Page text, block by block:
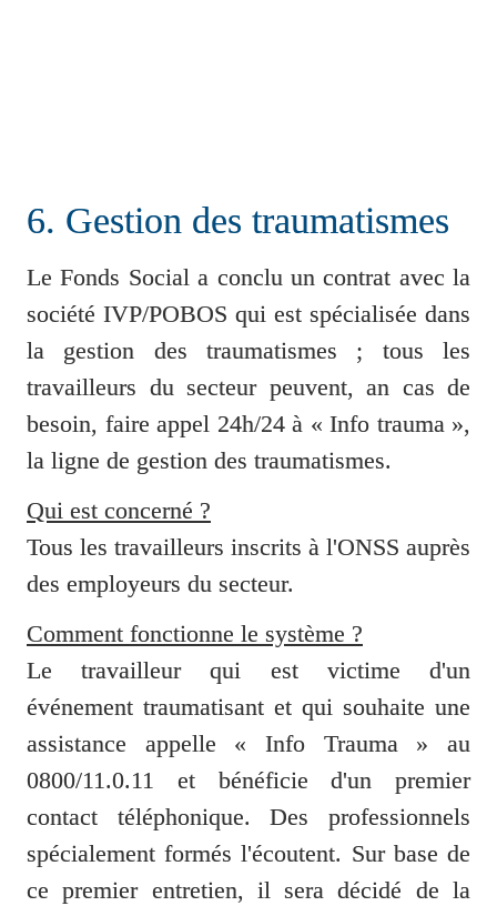
6. Gestion des traumatismes
Le Fonds Social a conclu un contrat avec la
société IVP/POBOS qui est spécialisée dans
la gestion des traumatismes ; tous les
travailleurs du secteur peuvent, an cas de
besoin, faire appel 24h/24 à « Info trauma »,
la ligne de gestion des traumatismes.
Qui est concerné ?
Tous les travailleurs inscrits à l'ONSS auprès
des employeurs du secteur.
Comment fonctionne le système ?
Le travailleur qui est victime d'un
événement traumatisant et qui souhaite une
assistance appelle « Info Trauma » au
0800/11.0.11 et bénéficie d'un premier
contact téléphonique. Des professionnels
spécialement formés l'écoutent. Sur base de
ce premier entretien, il sera décidé de la